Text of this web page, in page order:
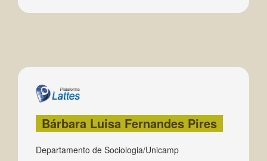
Bárbara Luisa Fernandes Pires
Departamento de Sociologia/Unicamp